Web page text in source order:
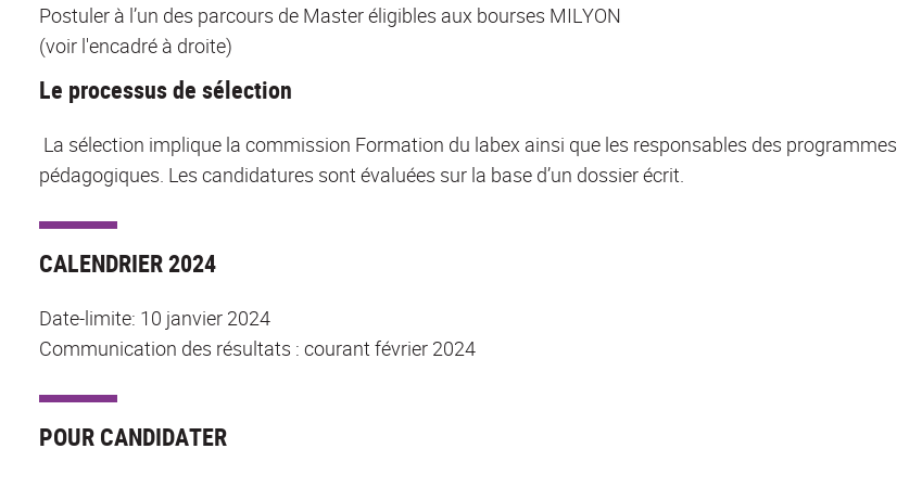
Postuler à l’un des parcours de Master éligibles aux bourses MILYON
(voir l'encadré à droite)
Le processus de sélection
La sélection implique la commission Formation du labex ainsi que les responsables des programmes
pédagogiques. Les candidatures sont évaluées sur la base d’un dossier écrit.
CALENDRIER 2024
Date-limite: 10 janvier 2024
Communication des résultats : courant février 2024
POUR CANDIDATER